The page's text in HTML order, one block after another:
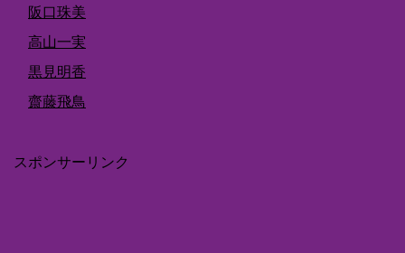
阪口珠美
高山一実
黒見明香
齋藤飛鳥
スポンサーリンク